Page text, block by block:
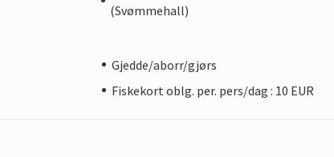
(Svømmehall)
Gjedde/aborr/gjørs
Fiskekort oblg. per. pers/dag : 10 EUR